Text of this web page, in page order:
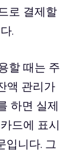
로 결제할
.
할 때는 주
액 관리가
하면 실제
드에 표시
입니다. 그